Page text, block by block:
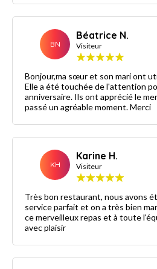
BN
Béatrice N.
Visiteur
Bonjour,ma sœur et son mari ont
Elle a été touchée de l'attention
anniversaire. Ils ont apprécié le menu
passé un agréable moment. Merci
KH
Karine H.
Visiteur
Très bon restaurant, nous avons
service parfait et on a très bien
ce merveilleux repas et à toute l'équipe. Nous
avec plaisir